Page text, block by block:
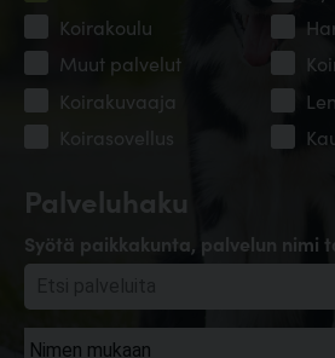
Palveluhaku
Syötä paikkakunta, palvelun nimi
Koirakoulu
Muut palvelut
Koirakuvaaja
Koirasovellus